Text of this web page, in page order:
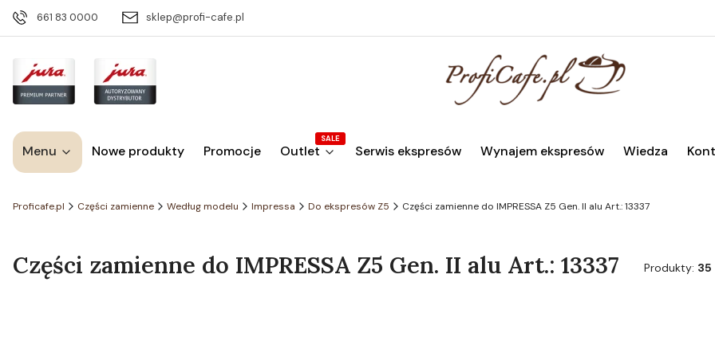
661 83 0000 sklep@profi-cafe.pl
Menu Nowe produkty Promocje Outlet
SALE
Serwis ekspresów Wynajem ekspresów Wiedza
Proficafe.pl Części zamienne Według modelu Impressa Do ekspresów Z5 Części zamienne do IMPRESSA Z5 Gen. II alu Art.: 13337
Części zamienne do IMPRESSA Z5 Gen. II alu Art.: 13337 Produkty: 35